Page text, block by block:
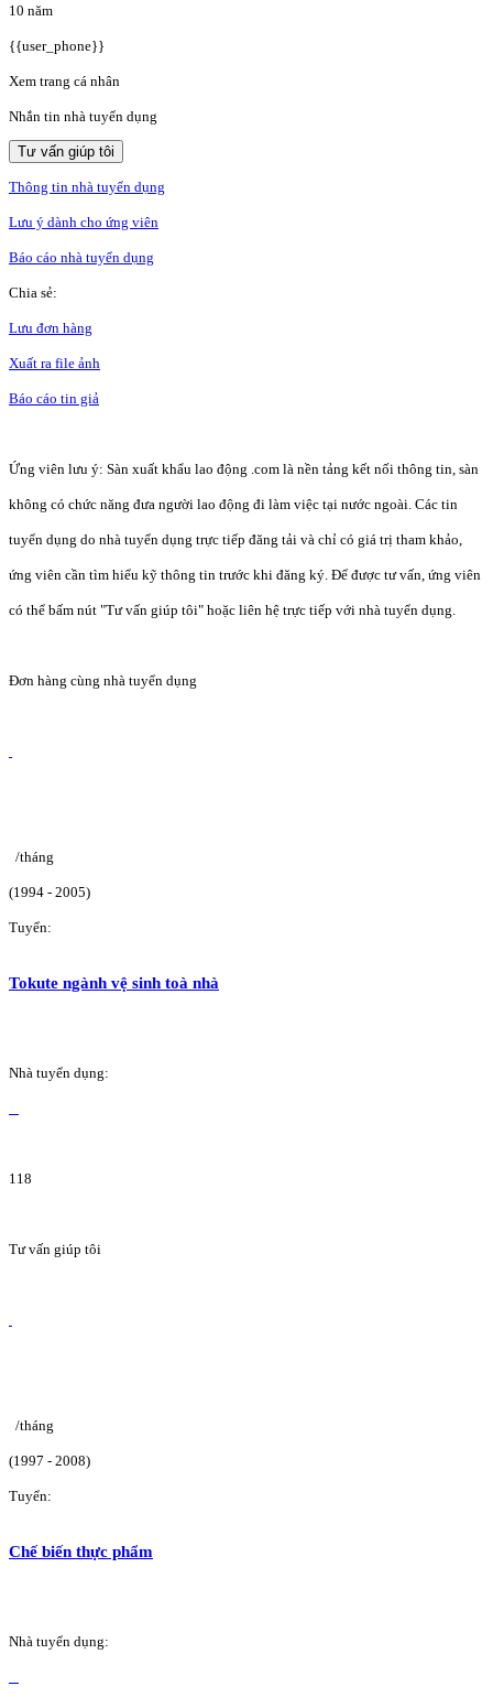
10 năm
{{user_phone}}
Xem trang cá nhân
Nhắn tin nhà tuyển dụng
Tư vấn giúp tôi
Thông tin nhà tuyển dụng
Lưu ý dành cho ứng viên
Báo cáo nhà tuyển dụng
Chia sẻ:
Lưu đơn hàng
Xuất ra file ảnh
Báo cáo tin giả
Ứng viên lưu ý: Sàn xuất khẩu lao động .com là nền tảng kết nối thông tin, sàn
không có chức năng đưa người lao động đi làm việc tại nước ngoài. Các tin
tuyển dụng do nhà tuyển dụng trực tiếp đăng tải và chỉ có giá trị tham khảo,
ứng viên cần tìm hiểu kỹ thông tin trước khi đăng ký. Để được tư vấn, ứng viên
có thể bấm nút "Tư vấn giúp tôi" hoặc liên hệ trực tiếp với nhà tuyển dụng.
Đơn hàng cùng nhà tuyển dụng
/tháng
(1994 - 2005)
Tuyển:
Tokute ngành vệ sinh toà nhà
Nhà tuyển dụng:
118
Tư vấn giúp tôi
/tháng
(1997 - 2008)
Tuyển:
Chế biến thực phẩm
Nhà tuyển dụng: